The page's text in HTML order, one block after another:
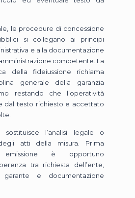
le procedure di concessione
si collegano ai principi
e alla documentazione
competente. La
della fideiussione richiama
generale della garanzia
restando che l’operatività
dal testo richiesto e accettato
l’analisi legale o
atti della misura. Prima
emissione è opportuno
tra richiesta dell’ente,
e documentazione